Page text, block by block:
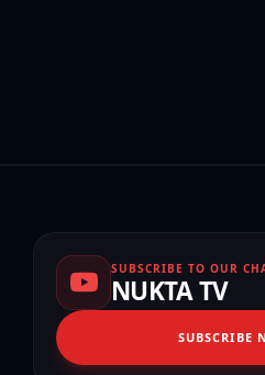
SUBSCRIBE TO OUR
NUKTA TV
SUBSCRIBE